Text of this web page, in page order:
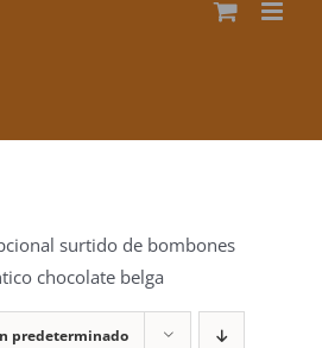
surtido de bombones
chocolate belga
predeterminado